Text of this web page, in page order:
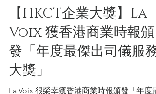
La Voix
Oct 9, 2023
【HKCT企業大獎】La
Voix 獲香港商業時報頒
發「年度最傑出司儀服務